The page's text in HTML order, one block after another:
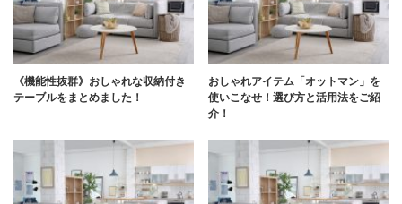
《機能性抜群》おしゃれな収納付き
テーブルをまとめました！
おしゃれアイテム「オットマン」を
使いこなせ！選び方と活用法をご紹
介！